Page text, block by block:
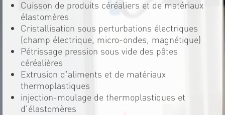
Cuisson de produits céréaliers et de matériaux
élastomères
Cristallisation sous perturbations électriques
(champ électrique, micro-ondes, magnétique)
Pétrissage pression sous vide des pâtes
céréalières
Extrusion d'aliments et de matériaux
thermoplastiques
injection-moulage de thermoplastiques et
d'élastomères